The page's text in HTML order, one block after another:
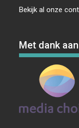
Bekijk al onze
Met dank aan